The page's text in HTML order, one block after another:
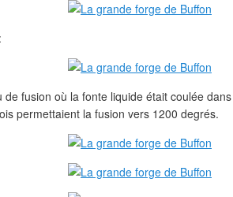
de fusion où la fonte liquide était coulée
permettaient la fusion vers 1200 degrés.